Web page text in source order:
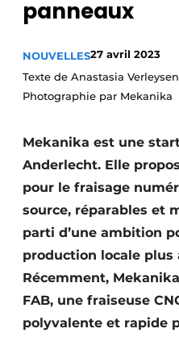
Podcasts
S’inscrire à
S’inscrire
Video’s
panneaux
NOUVELLES27 avril 2023
Texte de Anastasia Verleysen
Photographie par Mekanika
Mekanika est une
Anderlecht. Elle
pour le fraisage
source, réparables et
parti d’une ambition
production locale plus
Récemment,
FAB, une fraiseuse
polyvalente et rapide